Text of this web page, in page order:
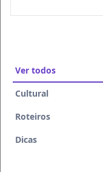
Ver todos
Cultural
Roteiros
Dicas